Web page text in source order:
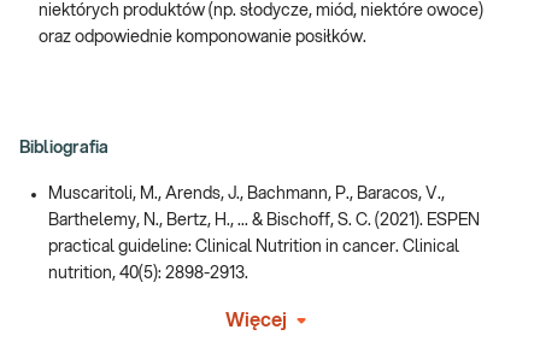
niektórych produktów (np. słodycze, miód, niektóre owoce)
oraz odpowiednie komponowanie posiłków.
Bibliografia
Muscaritoli, M., Arends, J., Bachmann, P., Baracos, V.,
Barthelemy, N., Bertz, H., ... & Bischoff, S. C. (2021). ESPEN
practical guideline: Clinical Nutrition in cancer. Clinical
nutrition, 40(5): 2898-2913.
Więcej